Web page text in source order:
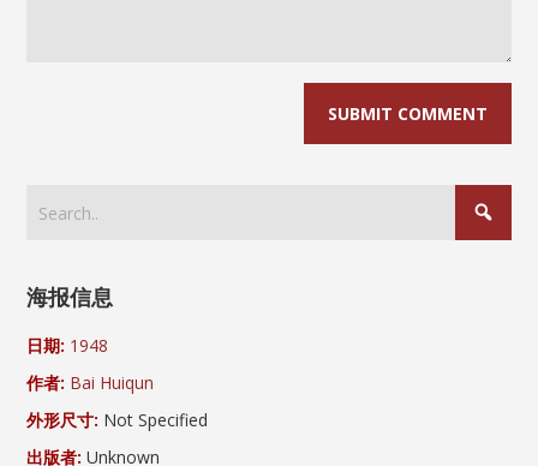
海报信息
日期: 1948
作者: Bai Huiqun
外形尺寸: Not Specified
出版者: Unknown